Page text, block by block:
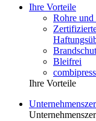
Ihre Vorteile
Rohre
Bleifrei
Ihre Vorteile